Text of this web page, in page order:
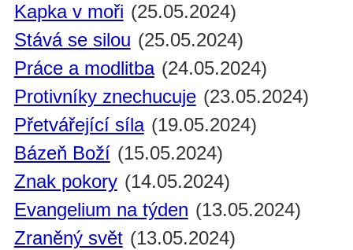
Kapka v moři (25.05.2024)
Stává se silou (25.05.2024)
Práce a modlitba (24.05.2024)
Protivníky znechucuje (23.05.2024)
Přetvářející síla (19.05.2024)
Bázeň Boží (15.05.2024)
Znak pokory (14.05.2024)
Evangelium na týden (13.05.2024)
Zraněný svět (13.05.2024)